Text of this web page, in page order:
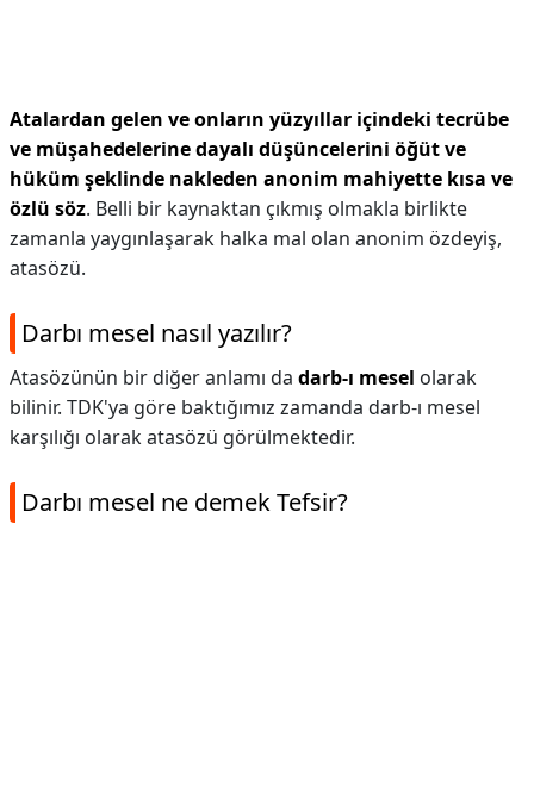
Atalardan gelen ve onların yüzyıllar içindeki tecrübe
ve müşahedelerine dayalı düşüncelerini öğüt ve
hüküm şeklinde nakleden anonim mahiyette kısa ve
özlü söz. Belli bir kaynaktan çıkmış olmakla birlikte
zamanla yaygınlaşarak halka mal olan anonim özdeyiş,
atasözü.
Darbı mesel nasıl yazılır?
Atasözünün bir diğer anlamı da darb-ı mesel olarak
bilinir. TDK'ya göre baktığımız zamanda darb-ı mesel
karşılığı olarak atasözü görülmektedir.
Darbı mesel ne demek Tefsir?